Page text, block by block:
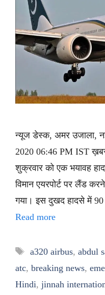
न्यूज डेस्क, अमर उजाला,
2020 06:46 PM IST
शुक्रवार को एक भयावह
विमान एयरपोर्ट पर लैंड
गया। इस दुखद हादसे में 90
Read more
Tags
a320 airbus, abdul
atc, breaking news,
Hindi, jinnah